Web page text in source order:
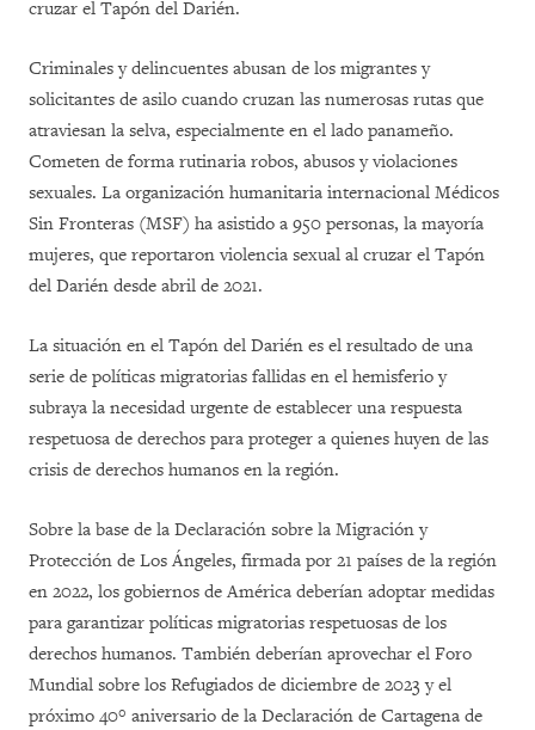
cruzar el Tapón del Darién.
Criminales y delincuentes abusan de los migrantes y
solicitantes de asilo cuando cruzan las numerosas rutas que
atraviesan la selva, especialmente en el lado panameño.
Cometen de forma rutinaria robos, abusos y violaciones
sexuales. La organización humanitaria internacional Médicos
Sin Fronteras (MSF) ha asistido a 950 personas, la mayoría
mujeres, que reportaron violencia sexual al cruzar el Tapón
del Darién desde abril de 2021.
La situación en el Tapón del Darién es el resultado de una
serie de políticas migratorias fallidas en el hemisferio y
subraya la necesidad urgente de establecer una respuesta
respetuosa de derechos para proteger a quienes huyen de las
crisis de derechos humanos en la región.
Sobre la base de la Declaración sobre la Migración y
Protección de Los Ángeles, firmada por 21 países de la región
en 2022, los gobiernos de América deberían adoptar medidas
para garantizar políticas migratorias respetuosas de los
derechos humanos. También deberían aprovechar el Foro
Mundial sobre los Refugiados de diciembre de 2023 y el
próximo 40° aniversario de la Declaración de Cartagena de